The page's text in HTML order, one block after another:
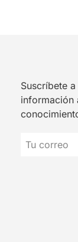
Suscríbete
información